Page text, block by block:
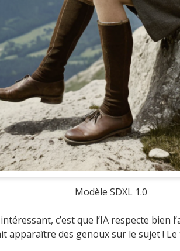
Modèle SDXL 1.0
c’est que l’IA respecte bien
apparaître des genoux sur le sujet ! Le